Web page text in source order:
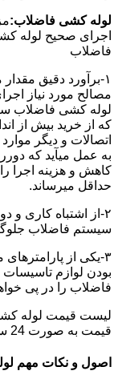
لوله کشی فاضلاب:
اجرای صحیح لوله
فاضلاب
۱-برآورد دقیق مقدار
مصالح مورد نیاز
لوله کشی فاضلاب
که از خرید بیش از
اتصالات و دیگر
به عمل میآید که
کاهش و هزینه اجرا را
حداقل میرساند.
۲-از اشتباه کاری
سیستم فاضلاب
۳-یکی از
بودن لوازم
فاضلاب را در پی
لیست قیمت لوله کشی
قیمت به صورت 24 ساعته توسط متخصصین
اصول و نکات مهم